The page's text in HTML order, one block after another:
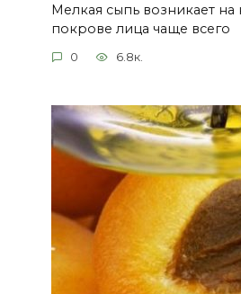
Мелкая сыпь возникает
покрове лица чаще всего
0 6.8к.